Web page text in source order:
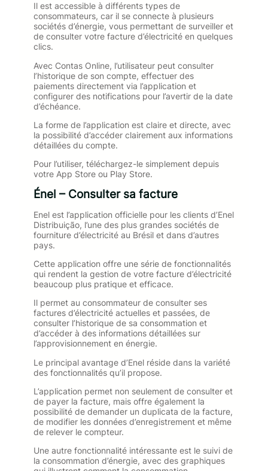
Il est accessible à différents types de
consommateurs, car il se connecte à plusieurs
sociétés d’énergie, vous permettant de surveiller et
de consulter votre facture d’électricité en quelques
clics.
Avec Contas Online, l’utilisateur peut consulter
l’historique de son compte, effectuer des
paiements directement via l’application et
configurer des notifications pour l’avertir de la date
d’échéance.
La forme de l’application est claire et directe, avec
la possibilité d’accéder clairement aux informations
détaillées du compte.
Pour l’utiliser, téléchargez-le simplement depuis
votre App Store ou Play Store.
Énel – Consulter sa facture
Enel est l’application officielle pour les clients d’Enel
Distribuição, l’une des plus grandes sociétés de
fourniture d’électricité au Brésil et dans d’autres
pays.
Cette application offre une série de fonctionnalités
qui rendent la gestion de votre facture d’électricité
beaucoup plus pratique et efficace.
Il permet au consommateur de consulter ses
factures d’électricité actuelles et passées, de
consulter l’historique de sa consommation et
d’accéder à des informations détaillées sur
l’approvisionnement en énergie.
Le principal avantage d’Enel réside dans la variété
des fonctionnalités qu’il propose.
L’application permet non seulement de consulter et
de payer la facture, mais offre également la
possibilité de demander un duplicata de la facture,
de modifier les données d’enregistrement et même
de relever le compteur.
Une autre fonctionnalité intéressante est le suivi de
la consommation d’énergie, avec des graphiques